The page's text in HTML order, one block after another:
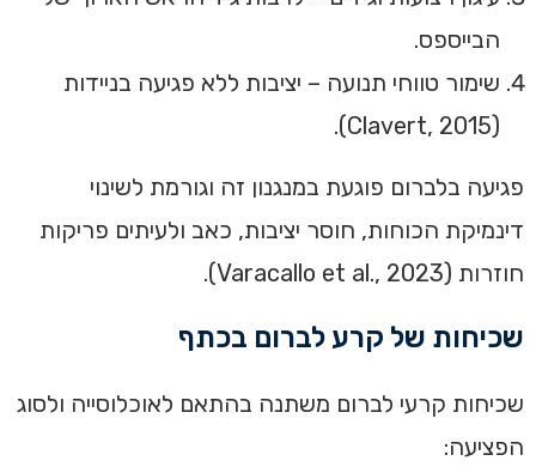
הבייספס.
שימור טווחי תנועה – יציבות ללא פגיעה בניידות
(Clavert, 2015).
פגיעה בלברום פוגעת במנגנון זה וגורמת לשינוי
דינמיקת הכוחות, חוסר יציבות, כאב ולעיתים פריקות
חוזרות (Varacallo et al., 2023).
שכיחות של קרע לברום בכתף
שכיחות קרעי לברום משתנה בהתאם לאוכלוסייה ולסוג
הפציעה: